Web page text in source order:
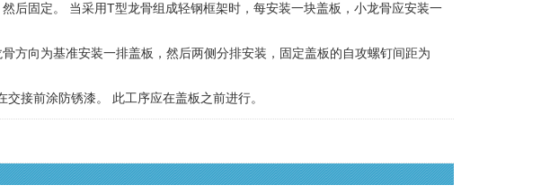
后固定。 当采用T型龙骨组成轻钢框架时，每安装一块盖板，小龙骨应安装一
向为基准安装一排盖板，然后两侧分排安装，固定盖板的自攻螺钉间距为
接前涂防锈漆。 此工序应在盖板之前进行。